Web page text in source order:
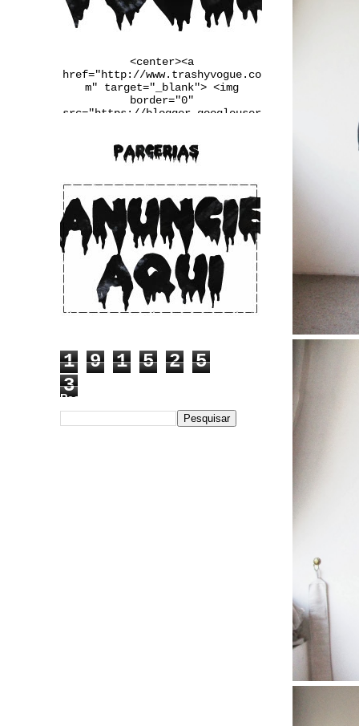
<center><a
href="http://www.trashyvogue.co
m" target="_blank"> <img
border="0"
src="https://blogger.googleuser
u3wSj4vLaL0MiWcMlkIIq9N34UaFq6Q
2PRlYxiF4jDxtfiTugVHzJnj1Ba6pxQ
__FSINM8VGJk_Qmcvbc6_ws4rbqoBF5
QX4QiDxgIn65NudFdVd2BUwJbJw/w25
0-h167-no/banner.jpg" /></a>
</center>
1 9 1 5 2
5
3
Pesquisar este blog